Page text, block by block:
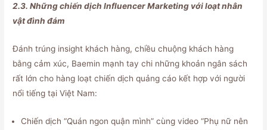
2.3. Những chiến dịch Influencer Marketing với loạt nhân
vật đình đám
Đánh trúng insight khách hàng, chiều chuộng khách hàng
bằng cảm xúc, Baemin mạnh tay chi những khoản ngân sách
rất lớn cho hàng loạt chiến dịch quảng cáo kết hợp với người
nổi tiếng tại Việt Nam:
Chiến dịch “Quán ngon quận mình” cùng video “Phụ nữ nên